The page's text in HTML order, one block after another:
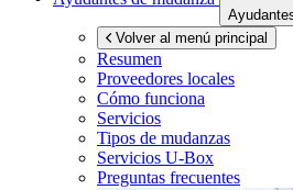
Volver al menú principal
Resumen
Proveedores locales
Cómo funciona
Servicios
Tipos de mudanzas
Servicios U-Box
Preguntas frecuentes